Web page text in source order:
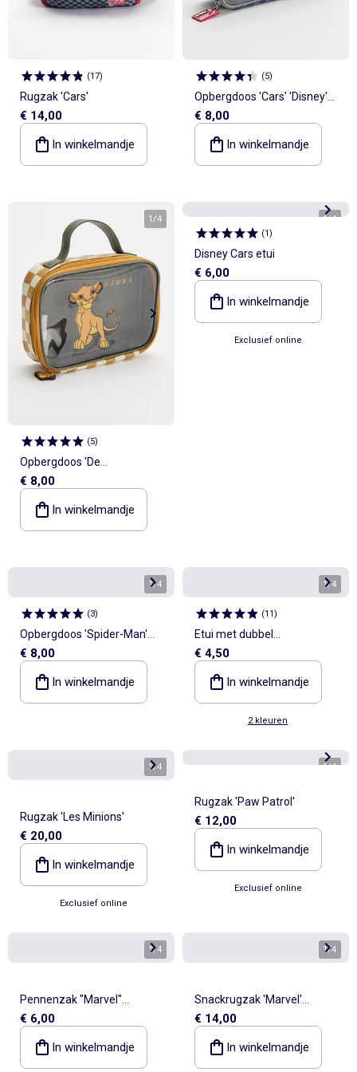
(17)
Rugzak 'Cars'
€ 14,00
In winkelmandje
(5)
Opbergdoos 'Cars' 'Disney'
'Pixar'
€ 8,00
In winkelmandje
1/4
(5)
Opbergdoos 'De
Leeuwenkoning' 'Disney'
€ 8,00
In winkelmandje
1/4
(1)
Disney Cars etui
€ 6,00
In winkelmandje
Exclusief online
1/4
(3)
Opbergdoos 'Spider-Man'
'Marvel'
€ 8,00
In winkelmandje
1/4
(11)
Etui met dubbel
compartiment
€ 4,50
In winkelmandje
2 kleuren
1/4
Rugzak 'Les Minions'
€ 20,00
In winkelmandje
Exclusief online
1/4
Rugzak 'Paw Patrol'
€ 12,00
In winkelmandje
Exclusief online
1/4
Pennenzak "Marvel"
"Spiderman"
€ 6,00
In winkelmandje
1/4
Snackrugzak 'Marvel'
'Spiderman'
€ 14,00
In winkelmandje